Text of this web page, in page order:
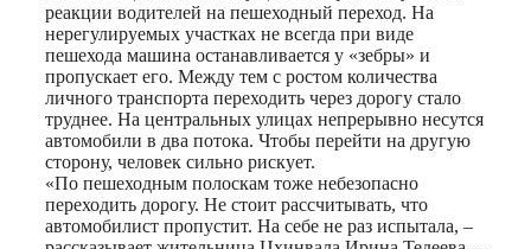
реакции водителей на пешеходный переход. На
нерегулируемых участках не всегда при виде
пешехода машина останавливается у «зебры» и
пропускает его. Между тем с ростом количества
личного транспорта переходить через дорогу стало
труднее. На центральных улицах непрерывно несутся
автомобили в два потока. Чтобы перейти на другую
сторону, человек сильно рискует.
«По пешеходным полоскам тоже небезопасно
переходить дорогу. Не стоит рассчитывать, что
автомобилист пропустит. На себе не раз испытала, –